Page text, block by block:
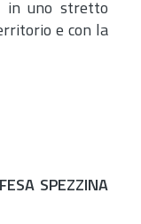
in uno stretto
e con la
SPEZZINA